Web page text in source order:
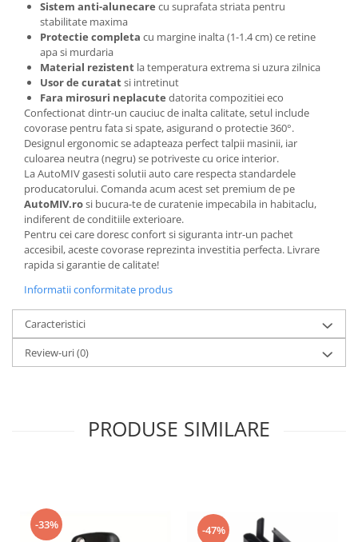
Cabluri Pornire
Produse de Vara
Sistem anti-alunecare cu suprafata striata pentru
stabilitate maxima
Protectie completa cu margine inalta (1-1.4 cm) ce retine
apa si murdaria
Material rezistent la temperatura extrema si uzura zilnica
Usor de curatatsi intretinut
Fara mirosuri neplacute datorita compozitiei eco
Confectionat dintr-un cauciuc de inalta calitate, setul include
covorase pentru fata si spate, asigurand o protectie 360°.
Designul ergonomic se adapteaza perfect talpii masinii, iar
culoarea neutra (negru) se potriveste cu orice interior.
La AutoMIV gasesti solutii auto care respecta standardele
producatorului. Comanda acum acest set premium de pe
AutoMIV.rosi bucura-te de curatenie impecabila in habitaclu,
indiferent de conditiile exterioare.
Pentru cei care doresc confort si siguranta intr-un pachet
accesibil, aceste covorase reprezinta investitia perfecta. Livrare
rapida si garantie de calitate!
Informatii conformitate produs
Caracteristici
Review-uri(0)
PRODUSE SIMILARE
-33% -47%